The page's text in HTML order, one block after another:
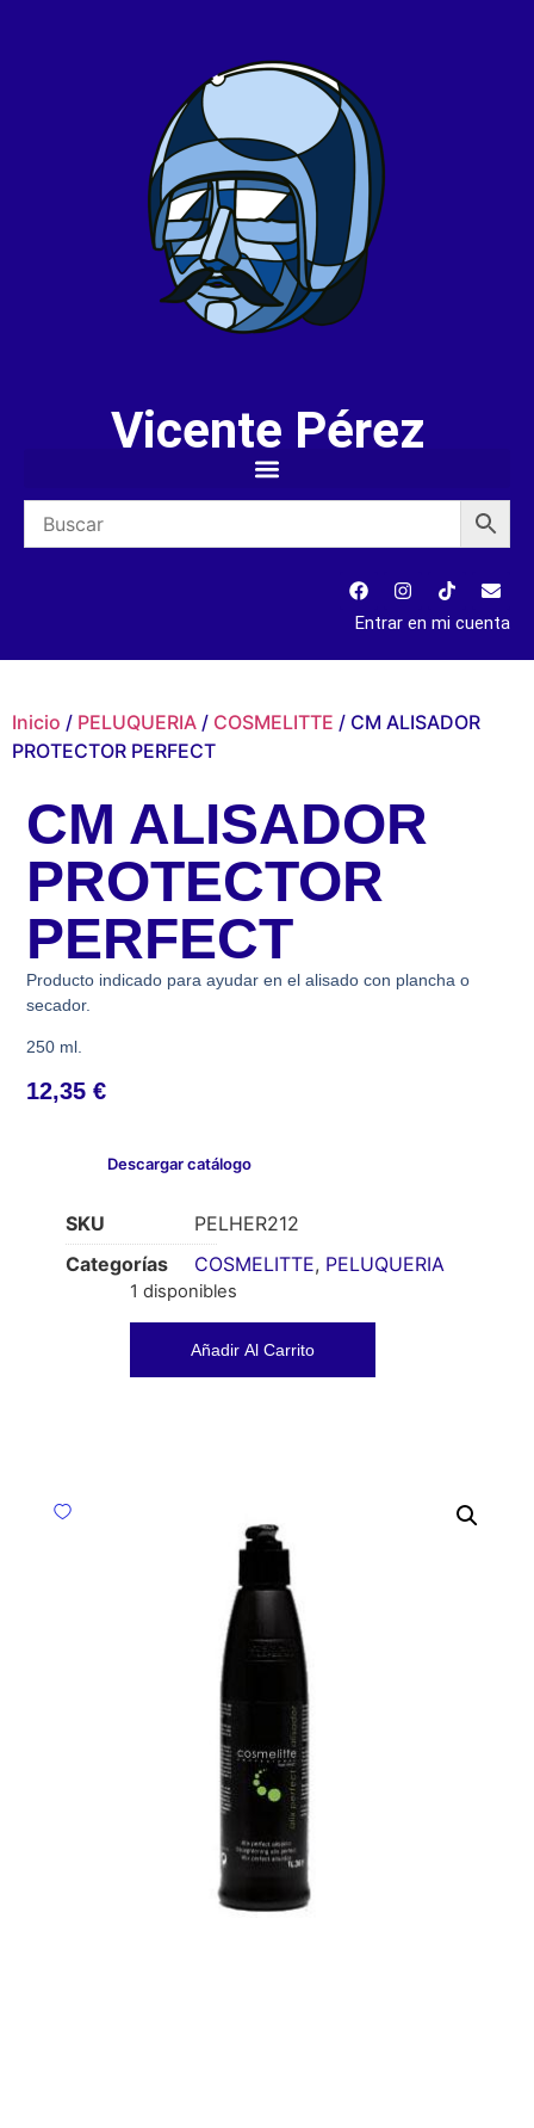
Vicente Pérez
Entrar en mi cuenta
Inicio / PELUQUERIA / COSMELITTE / CM ALISADOR
PROTECTOR PERFECT
CM ALISADOR
PROTECTOR
PERFECT
Producto indicado para ayudar en el alisado con plancha o
secador.
250 ml.
12,35€
Descargar catálogo
SKU
PELHER212
Categorías
COSMELITTE, PELUQUERIA
1 disponibles
Añadir Al Carrito